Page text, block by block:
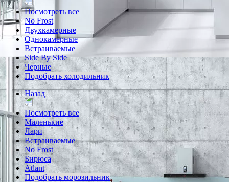
Посмотреть все
No Frost
Двухкамерные
Однокамерные
Встраиваемые
Side By Side
Черные
Подобрать холодильник
Назад
Посмотреть все
Маленькие
Лари
Встраиваемые
No Frost
Бирюса
Atlant
Подобрать морозильник